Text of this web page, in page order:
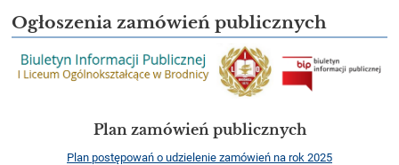
Ogłoszenia zamówień publicznych
Plan zamówień publicznych
Plan postępowań o udzielenie zamówień na rok 2025